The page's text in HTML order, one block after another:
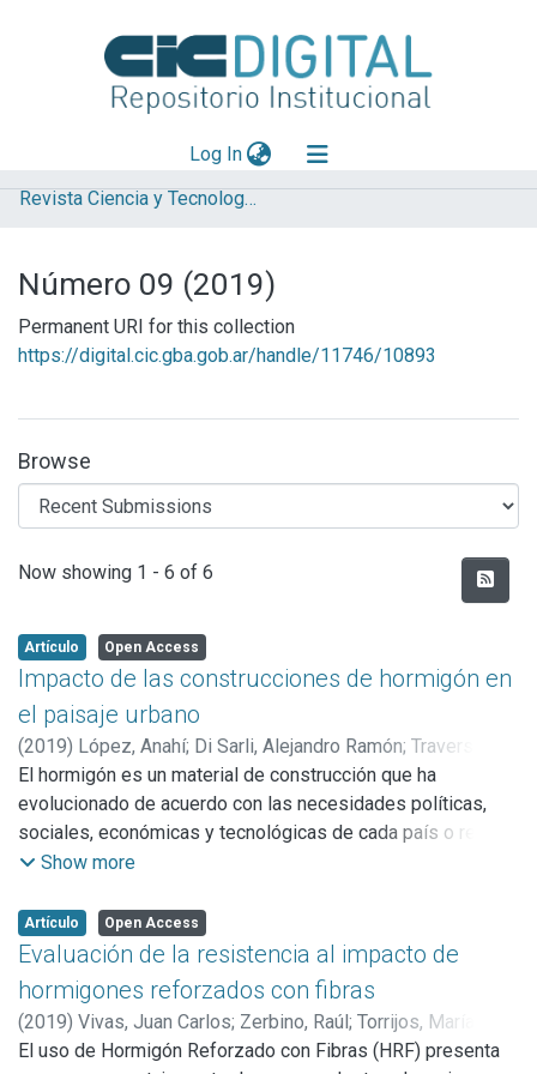
Log In(current)
Explorar
Aportar material
Statistics
Revista Ciencia y Tecnología de los Materiales
Número 09 (2019)
Permanent URI for this collection
https://digital.cic.gba.gob.ar/handle/11746/10893
Browse
Recent Submissions
Now showing 1 - 6 of 6
Artículo Open Access
Impacto de las construcciones de hormigón en
el paisaje urbano
(2019) López, Anahí; Di Sarli, Alejandro Ramón; Traversa,
Luis Pascual
El hormigón es un material de construcción que ha
evolucionado de acuerdo con las necesidades políticas,
sociales, económicas y tecnológicas de cada país o región.
Debido a las diversas funcionalidades, su impacto social
los monumentos, esculturas o mobiliario urbano que
integran el paisaje construido. Además, es una alternativa
que permite materializar pensamientos al involucrarlo como
una pasta que modela, es decir, un material sin forma que
toma la del molde que lo contiene y cuya apariencia final
está condicionada por el tipo de terminación. Este trabajo
Show more
Artículo Open Access
Evaluación de la resistencia al impacto de
hormigones reforzados con fibras
(2019) Vivas, Juan Carlos; Zerbino, Raúl; Torrijos, María
Celeste;Giaccio, Graciela Marta
El uso de Hormigón Reforzado con Fibras (HRF) presenta